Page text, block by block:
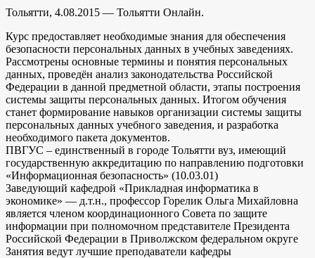
Тольятти, 4.08.2015 — Тольятти Онлайн.
Курс предоставляет необходимые знания для обеспечения
безопасности персональных данных в учебных заведениях.
Рассмотрены основные термины и понятия персональных
данных, проведён анализ законодательства Российской
Федерации в данной предметной области, этапы построения
системы защиты персональных данных. Итогом обучения
станет формирование навыков организации системы защиты
персональных данных учебного заведения, и разработка
необходимого пакета документов.
ПВГУС – единственный в городе Тольятти вуз, имеющий
государственную аккредитацию по направлению подготовки
«Информационная безопасность» (10.03.01)
Заведующий кафедрой «Прикладная информатика в
экономике» — д.т.н., профессор Горелик Ольга Михайловна
является членом координационного Совета по защите
информации при полномочном представителе Президента
Российской Федерации в Приволжском федеральном округе
Занятия ведут лучшие преподаватели кафедры